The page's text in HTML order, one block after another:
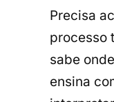
Precisa
processo
sabe
ensina